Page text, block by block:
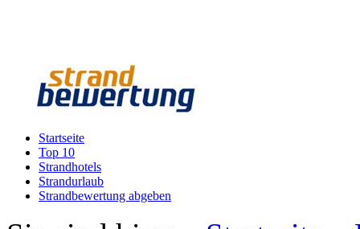
Startseite
Top 10
Strandhotels
Strandurlaub
Strandbewertung abgeben